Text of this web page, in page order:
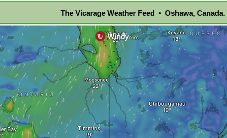
The Vicarage Weather Feed • Oshawa, Canada.